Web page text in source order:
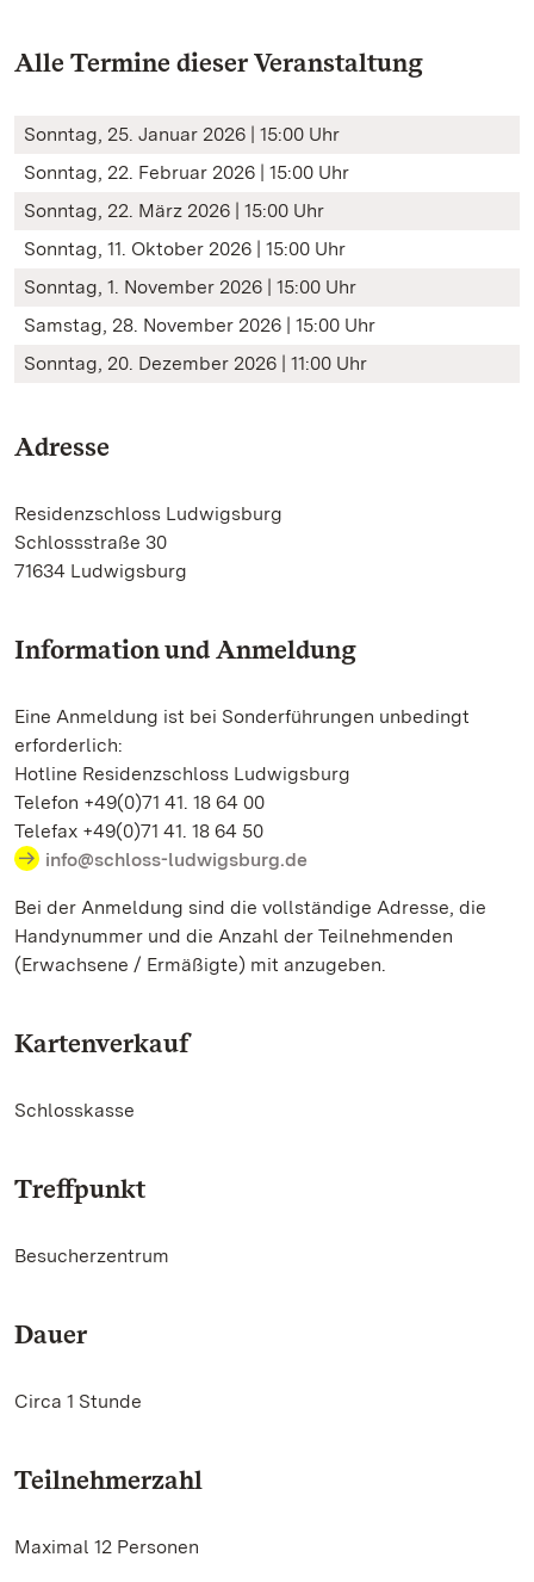
Alle Termine dieser Veranstaltung
Sonntag, 25. Januar 2026 | 15:00 Uhr
Sonntag, 22. Februar 2026 | 15:00 Uhr
Sonntag, 22. März 2026 | 15:00 Uhr
Sonntag, 11. Oktober 2026 | 15:00 Uhr
Sonntag, 1. November 2026 | 15:00 Uhr
Samstag, 28. November 2026 | 15:00 Uhr
Sonntag, 20. Dezember 2026 | 11:00 Uhr
Adresse
Residenzschloss Ludwigsburg
Schlossstraße 30
71634 Ludwigsburg
Information und Anmeldung
Eine Anmeldung ist bei Sonderführungen unbedingt
erforderlich:
Hotline Residenzschloss Ludwigsburg
Telefon +49(0)71 41. 18 64 00
Telefax +49(0)71 41. 18 64 50
info@schloss-ludwigsburg.de
Bei der Anmeldung sind die vollständige Adresse, die
Handynummer und die Anzahl der Teilnehmenden
(Erwachsene / Ermäßigte) mit anzugeben.
Kartenverkauf
Schlosskasse
Treffpunkt
Besucherzentrum
Dauer
Circa 1 Stunde
Teilnehmerzahl
Maximal 12 Personen